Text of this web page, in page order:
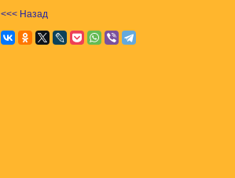
<<< Назад